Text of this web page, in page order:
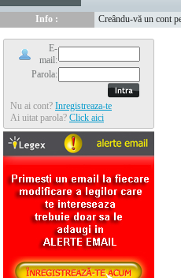
Info :
Creându-vă un cont
E-
mail:
Parola:
Nu ai cont? Inregistreaza-te
Ai uitat parola? Click aici